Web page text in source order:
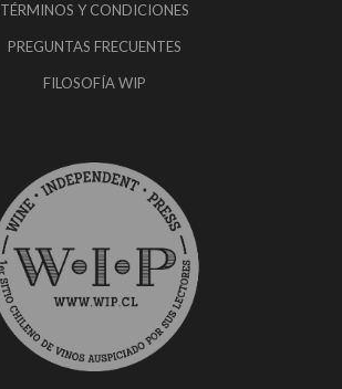
TÉRMINOS Y CONDICIONES
PREGUNTAS FRECUENTES
FILOSOFÍA WIP